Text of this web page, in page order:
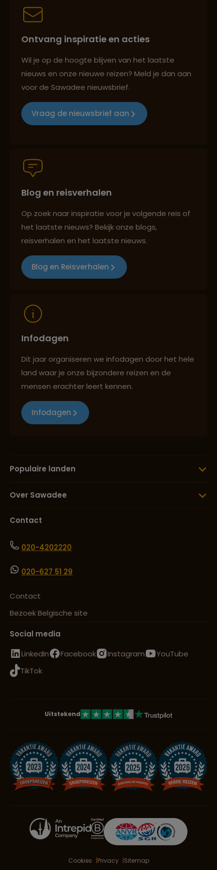
Lees meer over Krabi
Lees meer over Mae Hong Son
Lees meer over Maya Bay
Lees meer over Patong Beach
Lees meer over Pattaya
Lees meer over Phitsanulok
Lees meer over The Grand Palace
Lees meer over Wat Pho
Foundation Thailand
Reizen met oog voor mens, cultuur en milieu
Groepsreizen mét indivuele vrijheid
Persoonlijk en deskundig reisadvies
Best beoordeelde reisroutes
Reizen met oog voor mens, cultuur en milieu
Ontvang inspiratie en acties
Wil je op de hoogte blijven van het laatste
nieuws en onze nieuwe reizen? Meld je dan aan
voor de Sawadee nieuwsbrief.
Vraag de nieuwsbrief aan
Blog en reisverhalen
Op zoek naar inspiratie voor je volgende reis of
het laatste nieuws? Bekijk onze blogs,
reisverhalen en het laatste nieuws.
Blog en Reisverhalen
Infodagen
Dit jaar organiseren we infodagen door het hele
land waar je onze bijzondere reizen en de
mensen erachter leert kennen.
Infodagen
Populaire landen
Over Sawadee
Contact
020-4202220
020-627 51 29
Contact
Bezoek Belgische site
Social media
LinkedIn
Facebook Instagram
YouTube
TikTok
Uitstekend
Cookies Privacy Sitemap